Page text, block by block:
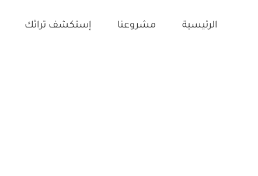
الرئيسية مشروعنا إستكشف تراثك